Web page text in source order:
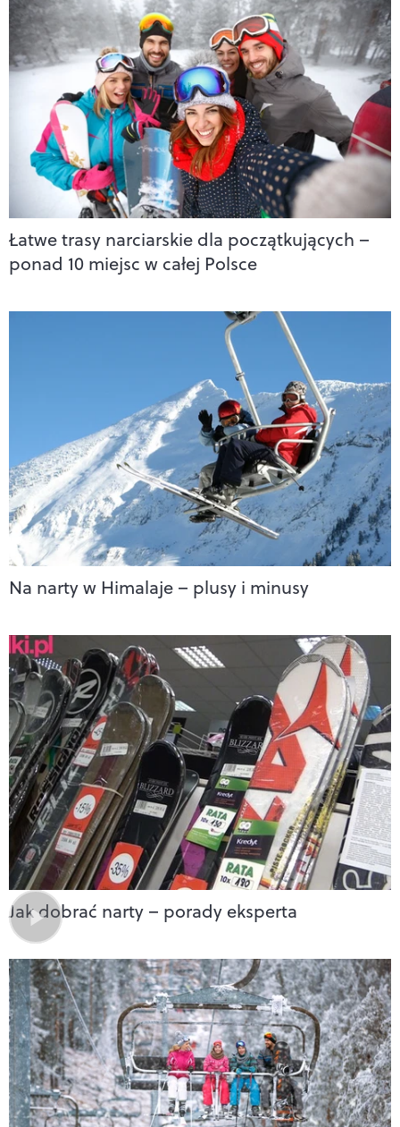
Łatwe trasy narciarskie dla początkujących –
ponad 10 miejsc w całej Polsce
Na narty w Himalaje – plusy i minusy
Jak dobrać narty – porady eksperta